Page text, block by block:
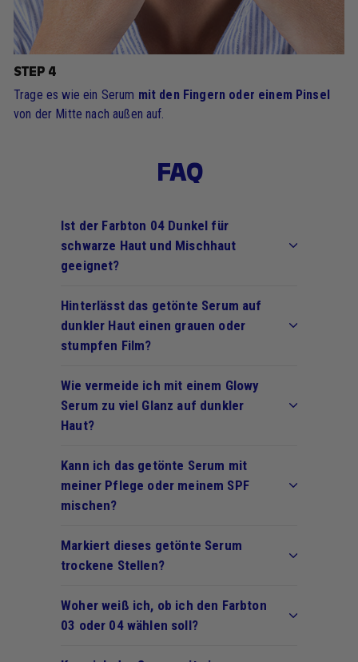
STEP 4
Trage es wie ein Serum mit den Fingern oder einem Pinsel
von der Mitte nach außen auf.
FAQ
Ist der Farbton 04 Dunkel für
schwarze Haut und Mischhaut
geeignet?
Hinterlässt das getönte Serum auf
dunkler Haut einen grauen oder
stumpfen Film?
Wie vermeide ich mit einem Glowy
Serum zu viel Glanz auf dunkler
Haut?
Kann ich das getönte Serum mit
meiner Pflege oder meinem SPF
mischen?
Markiert dieses getönte Serum
trockene Stellen?
Woher weiß ich, ob ich den Farbton
03 oder 04 wählen soll?